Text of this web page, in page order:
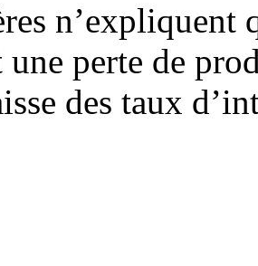
n’expliquent
une perte de
des taux